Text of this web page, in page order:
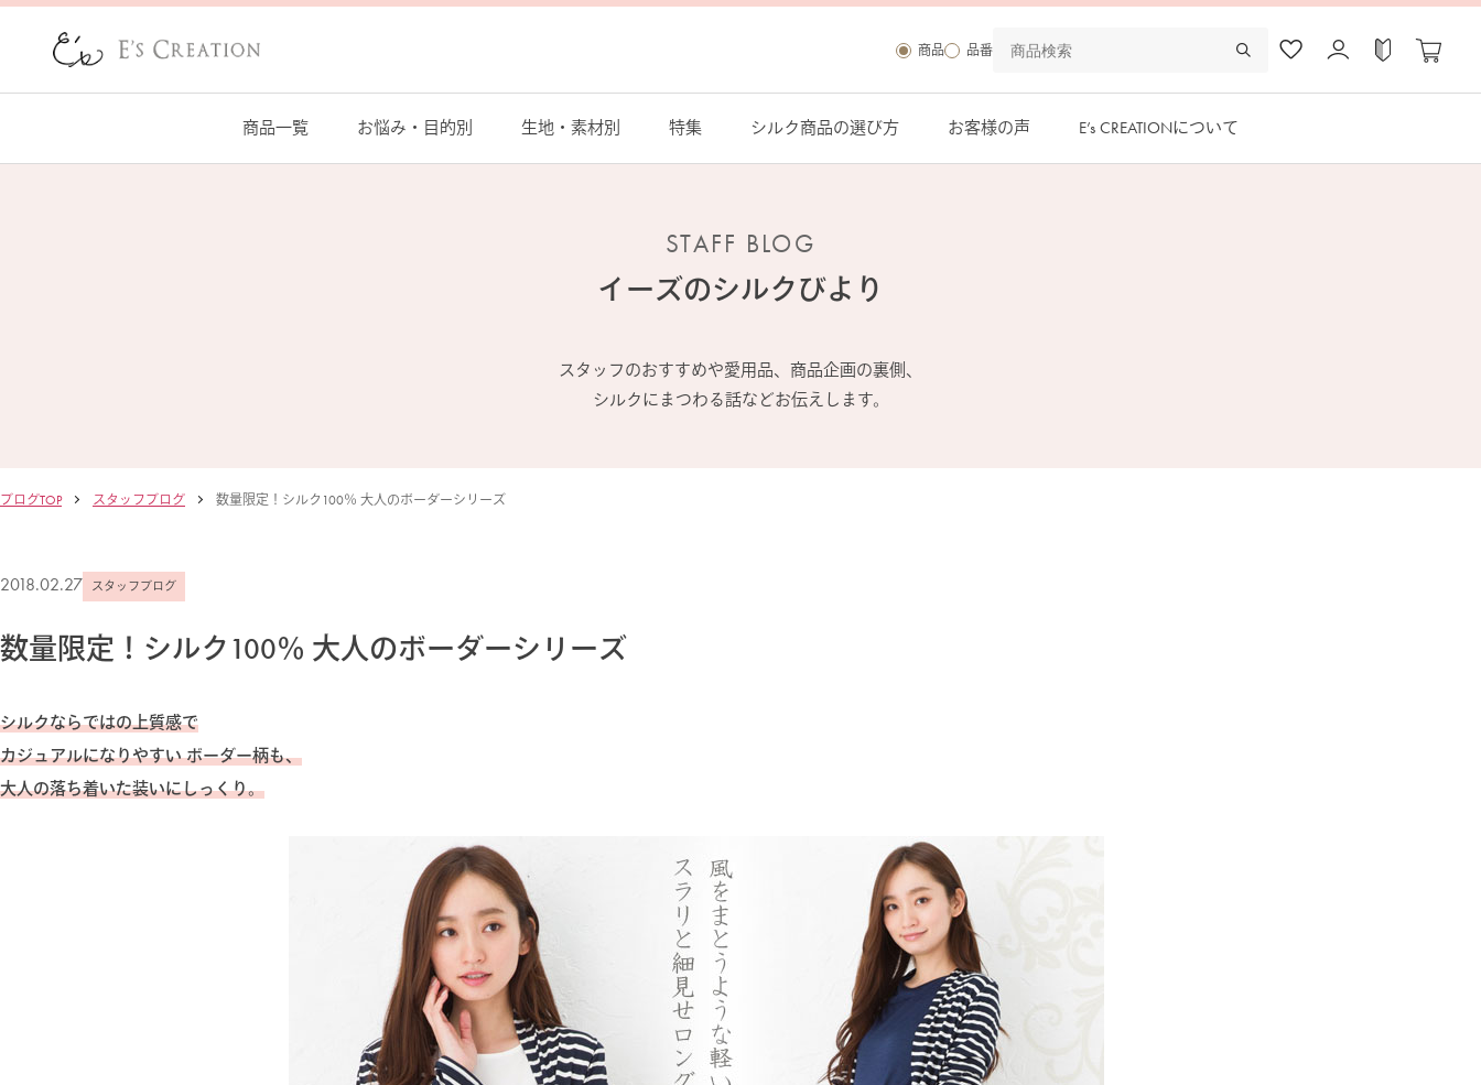
商品 品番
商品一覧 お悩み・目的別 生地・素材別 特集 シルク商品の選び方 お客様の声 E’s CREATIONについて
STAFF BLOG
イーズのシルクびより
スタッフのおすすめや愛用品、商品企画の裏側、
シルクにまつわる話などお伝えします。
ブログTOP スタッフブログ 数量限定！シルク100％ 大人のボーダーシリーズ
2018.02.27 スタッフブログ
数量限定！シルク100％ 大人のボーダーシリーズ
シルクならではの上質感で
カジュアルになりやすい ボーダー柄も、
大人の落ち着いた装いにしっくり。